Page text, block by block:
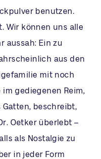
benutzen.
Wir können uns alle
aussah: Ein zu
aus den
mit noch
gediegenen Reim,
beschreibt,
Oetker überlebt –
als Nostalgie zu
in jeder Form